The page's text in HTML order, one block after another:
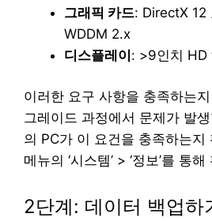
그래픽 카드: DirectX 12
WDDM 2.x
디스플레이: >9인치 HD
이러한 요구 사항을 충족하는
그레이드 과정에서 문제가 발
의 PC가 이 요건을 충족하는지
메뉴의 ‘시스템’ > ‘정보’를 통
2단계: 데이터 백업하